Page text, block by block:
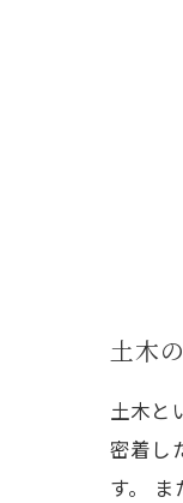
土木
土木と
密着し
す。